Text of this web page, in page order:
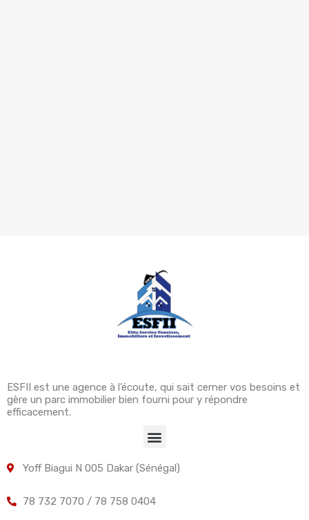
ESFII est une agence à l’écoute, qui sait cerner vos besoins et
gère un parc immobilier bien fourni pour y répondre
efficacement.
Yoff Biagui N 005 Dakar (Sénégal)
78 732 7070 / 78 758 0404